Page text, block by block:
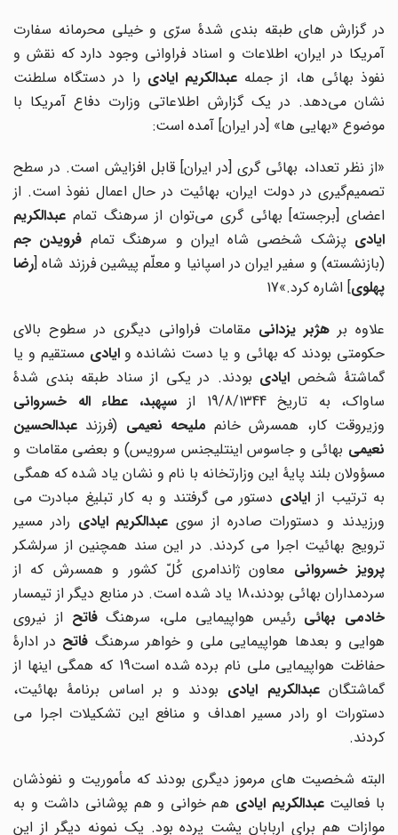
در گزارش های طبقه بندی شدۀ سرّی و خیلی محرمانه سفارت
آمریکا در ایران، اطلاعات و اسناد فراوانی وجود دارد که نقش و
نفوذ بهائی ها، از جملهعبدالکریم ایادیرا در دستگاه سلطنت
نشان می‌دهد. در یک گزارش اطلاعاتی وزارت دفاع آمریکا با
موضوع «بهایی ها» [در ایران] آمده است:
«از نظر تعداد، بهائی گری [در ایران] قابل افزایش است. در سطح
تصمیم‌گیری در دولت ایران، بهائیت در حال اعمال نفوذ است. از
اعضای [برجسته] بهائی گری می‌توان از سرهنگ تمامعبدالکریم
ایادیپزشک شخصی شاه ایران و سرهنگ تمامفرویدن جم
(بازنشسته) و سفیر ایران در اسپانیا و معلّم پیشین فرزند شاه [رضا
پهلوی] اشاره کرد.»17
علاوه برهژبر یزدانیمقامات فراوانی دیگری در سطوح بالای
حکومتی بودند که بهائی و یا دست نشانده و ایادیمستقیم و یا
گماشتۀ شخص ایادیبودند. در یکی از سناد طبقه بندی شدۀ
ساواک، به تاریخ 19/8/1344 از
سپهبد، عطاء اله خسروانی
وزیروقت کار، همسرش خانمملیحه نعیمی(فرزندعبدالحسین
نعیمیبهائی و جاسوس اینتلیجنس سرویس) و بعضی مقامات و
مسؤولان بلند پایۀ این وزارتخانه با نام و نشان یاد شده که همگی
به ترتیب ازایادیدستور می گرفتند و به کار تبلیغ مبادرت می
ورزیدند و دستورات صادره از سویعبدالکریم ایادیرادر مسیر
ترویج بهائیت اجرا می کردند. در این سند همچنین از سرلشکر
پرویز خسروانیمعاون ژاندامری کُلّ کشور و همسرش که از
سردمداران بهائی بودند،18 یاد شده است. در منابع دیگر از تیمسار
خادمی بهائیرئیس هواپیمایی ملی، سرهنگفاتحاز نیروی
هوایی و بعدها هواپیمایی ملی و خواهر سرهنگفاتحدر ادارۀ
حفاظت هواپیمایی ملی نام برده شده است19 که همگی اینها از
گماشتگانعبدالکریم ایادیبودند و بر اساس برنامۀ بهائیت،
دستورات او رادر مسیر اهداف و منافع این تشکیلات اجرا می
کردند.
البته شخصیت های مرموز دیگری بودند که مأموریت و نفوذشان
با فعالیتعبدالکریم ایادیهم خوانی و هم پوشانی داشت و به
موازات هم برای اربابان پشت پرده بود. یک نمونه دیگر از این